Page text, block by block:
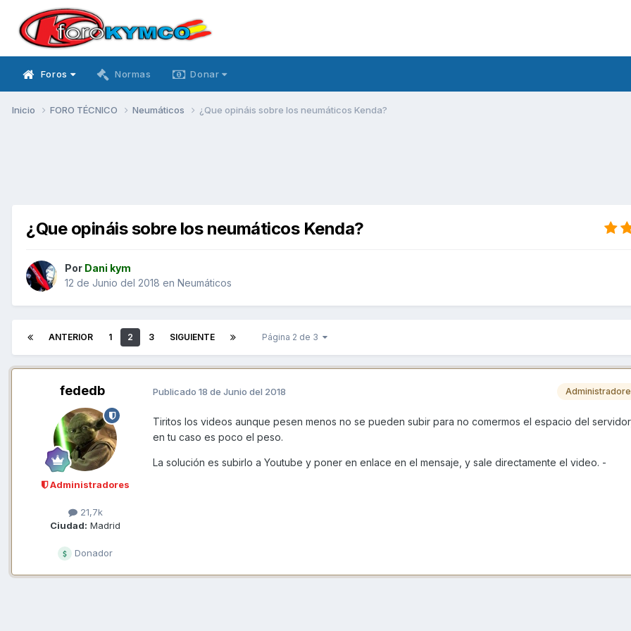
Foros Normas Donar
Inicio FORO TÉCNICO Neumáticos ¿Que opináis sobre los neumáticos Kenda?
¿Que opináis sobre los neumáticos Kenda?
Por Dani kym
12 de Junio del 2018 en Neumáticos
ANTERIOR 1 2 3 SIGUIENTE Página 2 de 3
fededb
Administradores
21,7k
Ciudad: Madrid
Donador
Publicado 18 de Junio del 2018
Tiritos los videos aunque pesen menos no se pueden subir para no comermos el espacio del
en tu caso es poco el peso.
La solución es subirlo a Youtube y poner en enlace en el mensaje, y sale directamente el video. -